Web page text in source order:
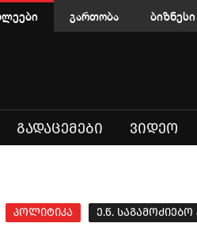
გართობა ბიზნესი
ᲒᲐᲓᲐᲪᲔᲛᲔᲑᲘ ᲕᲘᲓᲔᲝ
პოლიტიკა ე.წ. საგამოძიებო